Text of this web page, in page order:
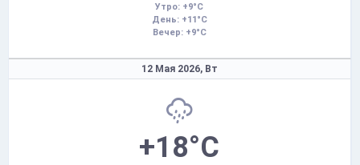
Утро: +9°C
День: +11°C
Вечер: +9°C
12 Мая 2026, Вт
+18°C